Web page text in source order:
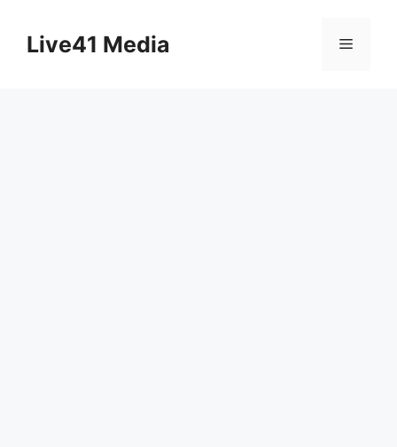
contentLive41 Media Menu